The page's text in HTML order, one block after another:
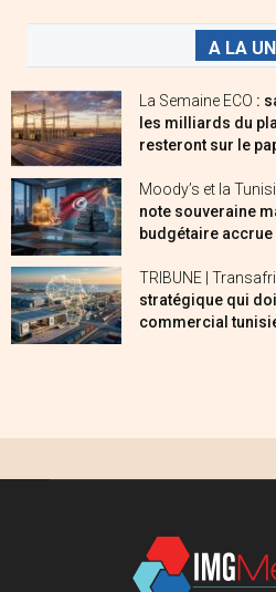
A LA
La Semaine ECO :
les milliards du
resteront sur le
Moody’s et la
note souveraine
budgétaire accrue
TRIBUNE |
stratégique qui
commercial